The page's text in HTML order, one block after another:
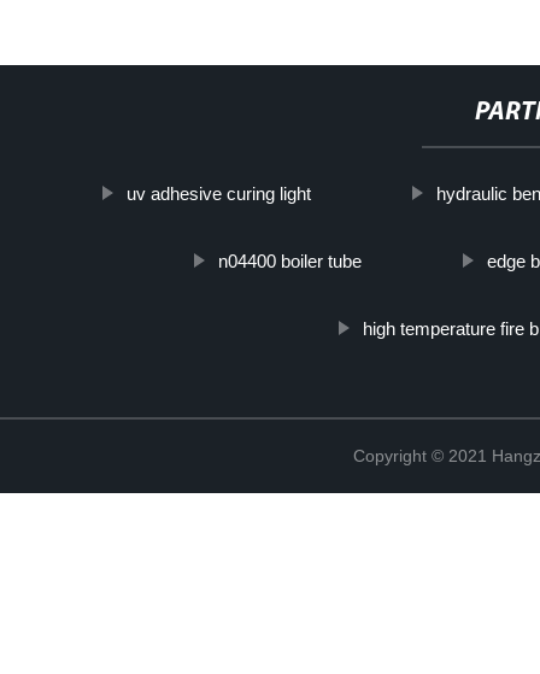
uv adhesive curing light hydraulic
n04400 boiler tube edge
high temperature fire
Copyright © 2021